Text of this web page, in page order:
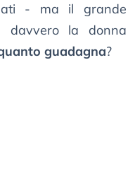
- ma il grande
davvero la donna
guadagna?